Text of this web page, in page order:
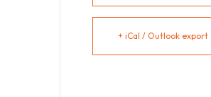
+ iCal / Outlook export